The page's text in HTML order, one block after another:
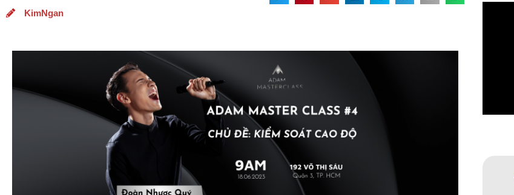
KimNgan